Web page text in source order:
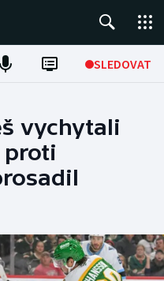
SLEDOVAT
vychytali
proti